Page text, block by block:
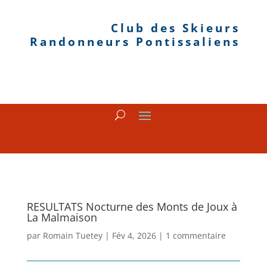
Club des Skieurs
Randonneurs Pontissaliens
RESULTATS Nocturne des Monts de Joux à
La Malmaison
par Romain Tuetey| Fév 4, 2026| 1 commentaire